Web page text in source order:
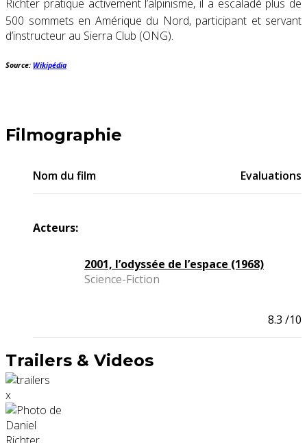
Richter pratique activement l’alpinisme, il a escaladé plus de
500 sommets en Amérique du Nord, participant et servant
d’instructeur au Sierra Club (ONG).
Source: Wikipédia
Filmographie
Nom du film Evaluations
Acteurs:
2001, l’odyssée de l’espace (1968)
Science-Fiction
8.3 /10
Trailers & Videos
x